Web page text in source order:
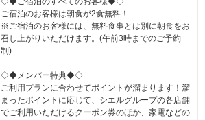
ご宿泊のお客様は朝食が2食無料！
※ご宿泊のお客様には、無料食事とは別に朝食をお
召し上がりいただけます。(午前3時までのご予約
制)
◇◆メンバー特典◆◇
ご利用プランに合わせてポイントが溜まります！溜
まったポイントに応じて、シエルグループの各店舗
でご利用いただけるクーポン券のほか、家電などの